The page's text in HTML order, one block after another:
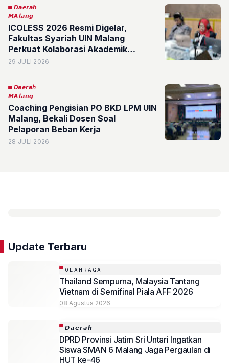
𝘿𝙖𝙚𝙧𝙖𝙝
𝙈𝘼𝙡𝙖𝙣𝙜
ICOLESS 2026 Resmi Digelar,
Fakultas Syariah UIN Malang
Perkuat Kolaborasi Akademik
Internasional
29 JULI 2026
𝘋𝘢𝘦𝘳𝘢𝘩
𝙈𝘼𝙡𝙖𝙣𝙜
Coaching Pengisian PO BKD LPM UIN
Malang, Bekali Dosen Soal
Pelaporan Beban Kerja
28 JULI 2026
Update Terbaru
OLAHRAGA
Thailand Sempurna, Malaysia Tantang
Vietnam di Semifinal Piala AFF 2026
08 Agustus 2026
𝘿𝙖𝙚𝙧𝙖𝙝
DPRD Provinsi Jatim Sri Untari Ingatkan
Siswa SMAN 6 Malang Jaga Pergaulan di
HUT ke-46